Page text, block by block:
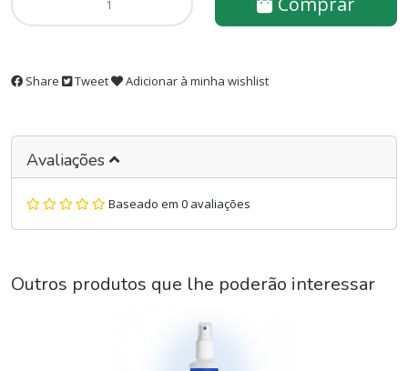
Share Tweet Adicionar à minha wishlist
Avaliações
Baseado em 0 avaliações
Outros produtos que lhe poderão interessar